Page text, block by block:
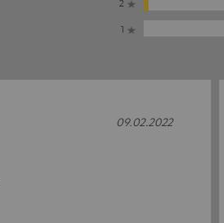
2
1
09.02.2022